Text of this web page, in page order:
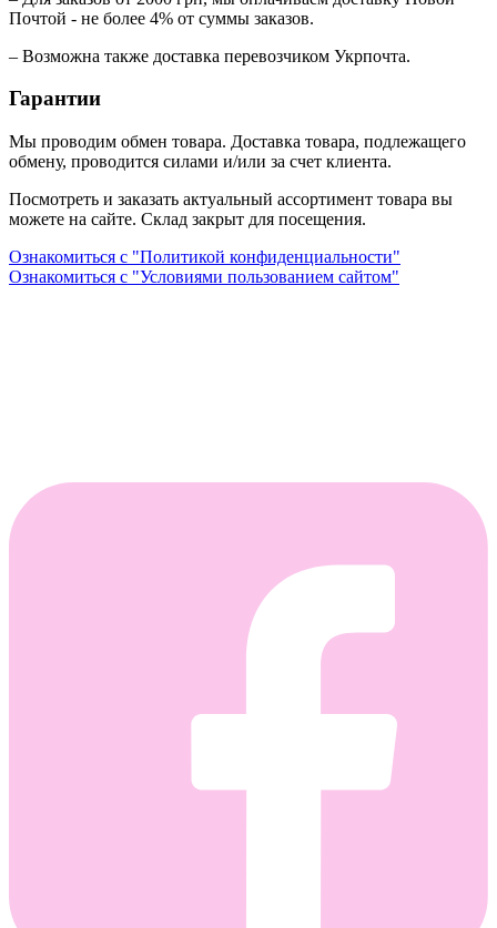
Почтой - не более 4% от суммы заказов.
– Возможна также доставка перевозчиком Укрпочта.
Гарантии
Мы проводим обмен товара. Доставка товара, подлежащего
обмену, проводится силами и/или за счет клиента.
Посмотреть и заказать актуальный ассортимент товара вы
можете на сайте. Склад закрыт для посещения.
Ознакомиться с "Политикой конфиденциальности"
Ознакомиться с "Условиями пользованием сайтом"